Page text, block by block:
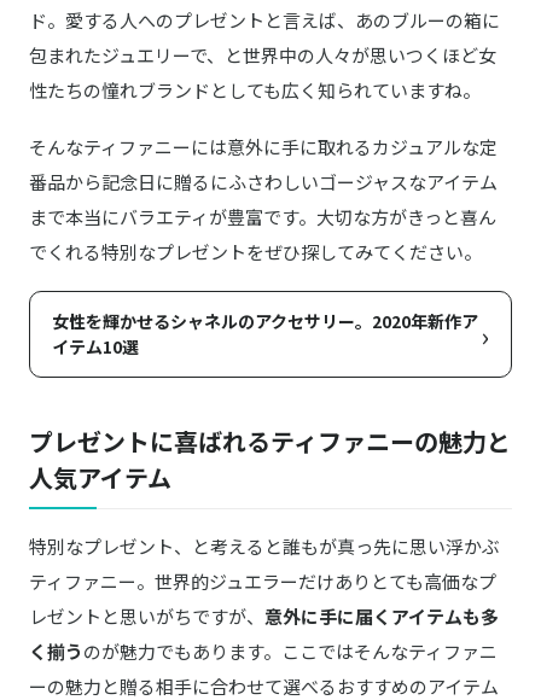
ピンクゴールドのキーがおしゃれな記念デザ
イン
商品詳細はこちら
ド。愛する人へのプレゼントと言えば、あのブルーの箱に
包まれたジュエリーで、と世界中の人々が思いつくほど女
性たちの憧れブランドとしても広く知られていますね。
そんなティファニーには意外に手に取れるカジュアルな定
番品から記念日に贈るにふさわしいゴージャスなアイテム
まで本当にバラエティが豊富です。大切な方がきっと喜ん
でくれる特別なプレゼントをぜひ探してみてください。
女性を輝かせるシャネルのアクセサリー。2020年新作ア
イテム10選
›
プレゼントに喜ばれるティファニーの魅力と
人気アイテム
特別なプレゼント、と考えると誰もが真っ先に思い浮かぶ
ティファニー。世界的ジュエラーだけありとても高価なプ
レゼントと思いがちですが、 意外に手に届くアイテムも多
く揃うのが魅力でもあります。ここではそんなティファニ
ーの魅力と贈る相手に合わせて選べるおすすめのアイテム